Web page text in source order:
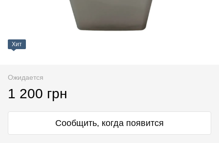
Хит
Ожидается
1 200 грн
Сообщить, когда появится